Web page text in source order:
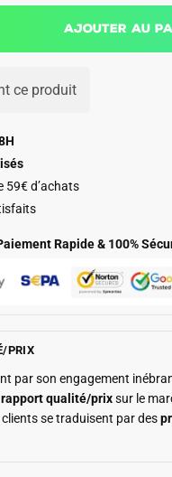
Ajouter au
ce produit
59€ d’achats
Rapide & 100%
PRIX
par son engagement
rapport qualité/prixsur le
se traduisent par des